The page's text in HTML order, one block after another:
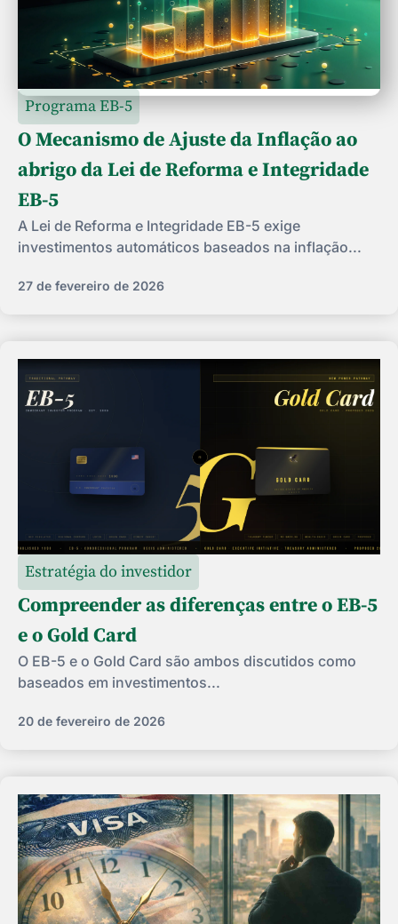
A partir de 15 de setembro de 2026, o DHS
substituirá a «Duração do Estatuto»...
6 de agosto de 2026
Programa EB-5
O Mecanismo de Ajuste da Inflação ao
abrigo da Lei de Reforma e Integridade
EB-5
A Lei de Reforma e Integridade EB-5 exige
investimentos automáticos baseados na inflação...
27 de fevereiro de 2026
Estratégia do investidor
Compreender as diferenças entre o EB-5
e o Gold Card
O EB-5 e o Gold Card são ambos discutidos como
baseados em investimentos...
20 de fevereiro de 2026